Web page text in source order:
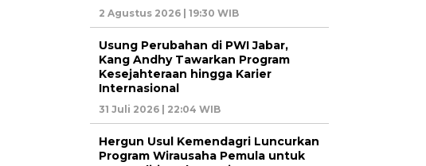
2 Agustus 2026 | 19:30 WIB
Usung Perubahan di PWI Jabar,
Kang Andhy Tawarkan Program
Kesejahteraan hingga Karier
Internasional
31 Juli 2026 | 22:04 WIB
Hergun Usul Kemendagri Luncurkan
Program Wirausaha Pemula untuk